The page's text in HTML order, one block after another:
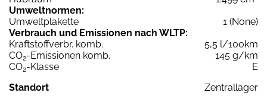
Umweltnormen:
Umweltplakette
1 (None)
Verbrauch und Emissionen nach WLTP:
Kraftstoffverbr. komb.
5,5 l/100km
CO2-Emissionen komb.
145 g/km
CO2-Klasse
E
Standort
Zentrallager